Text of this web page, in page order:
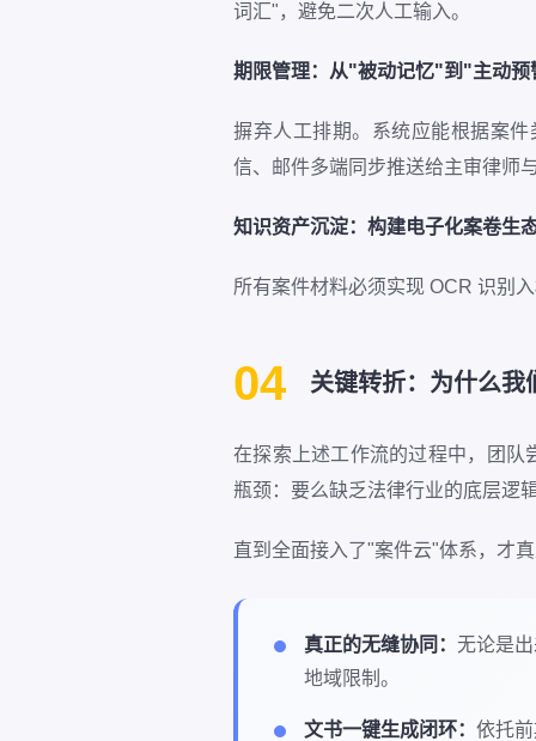
词汇"，避免二次人工输入。
期限管理：从"被动记忆"到"主动预
摒弃人工排期。系统应能根据案
信、邮件多端同步推送给主审律师
知识资产沉淀：构建电子化案卷生
所有案件材料必须实现 OCR 识别
04 关键转折：为什么
在探索上述工作流的过程中，团队
瓶颈：要么缺乏法律行业的底层逻
直到全面接入了"案件云"体系，才
真正的无缝协同： 无论是
地域限制。
文书一键生成闭环： 依托